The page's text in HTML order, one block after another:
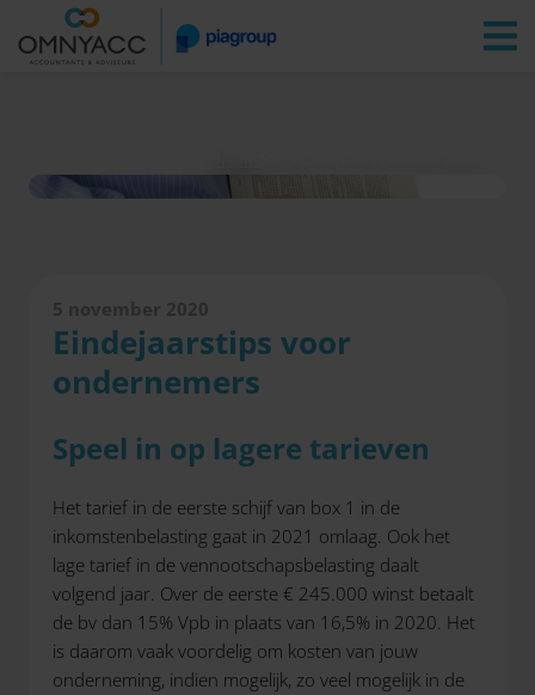
Vestigingen Zoeken
5 november 2020
Eindejaarstips voor
ondernemers
Speel in op lagere tarieven
Het tarief in de eerste schijf van box 1 in de
inkomstenbelasting gaat in 2021 omlaag. Ook het
lage tarief in de vennootschapsbelasting daalt
volgend jaar. Over de eerste € 245.000 winst betaalt
de bv dan 15% Vpb in plaats van 16,5% in 2020. Het
is daarom vaak voordelig om kosten van jouw
onderneming, indien mogelijk, zo veel mogelijk in de